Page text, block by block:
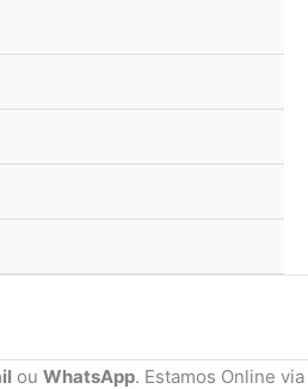
ou WhatsApp. Estamos Online via